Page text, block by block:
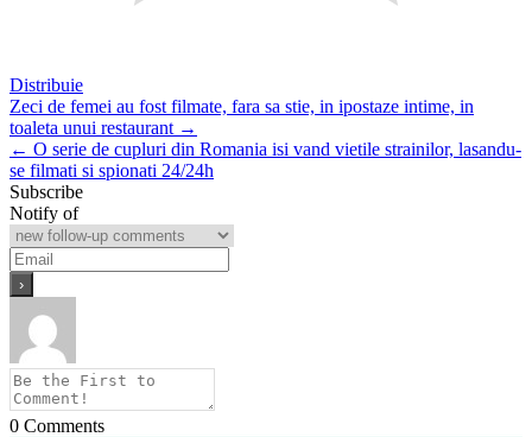
Distribuie
Post
navigation
Zeci de femei au fost filmate, fara sa stie, in ipostaze intime, in
toaleta unui restaurant →
← O serie de cupluri din Romania isi vand vietile strainilor, lasandu-
se filmati si spionati 24/24h
Subscribe
Notify of
0 Comments